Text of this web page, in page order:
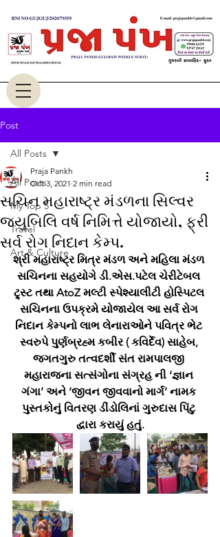
Post
All Posts
My Top 5
Travel
Art & Culture
All Posts
સચિન મહારાષ્ટ્ર મંડળના સિલ્વર
જ્યુબિલિ વર્ષ નિમિત્તે યોજાયો, ફ્રી
સર્વ રોગ નિદાન કેમ્પ.
Praja Pankh
Oct 3, 2021 2 min read
શ્રી મહારાષ્ટ્ર મિત્ર મંડળ અને મહિલા મંડળ
સચિનના સહયોગે ડી.એસ.પટેલ ચેરીટેબલ
ટ્ર્સ્ટ તથા AtoZ મલ્ટી સ્પેશ્યાલીટી હોસ્પિટલ
સચિનના ઉપક્રમે યોજાયેલ આ સર્વ રોગ
નિદાન કેમ્પનો લાભ લેનારાઓને પવિત્ર ભેટ
સ્વરુપે પુર્ણબ્રહ્મ કબીર ( કવિર્દેવ) સાહેબ,
જગતગુરુ તત્વદર્શી સંત રામપાલજી
મહારાજના સત્સંગોના સંગ્રહ ની ‘જ્ઞાન
ગંગા’ અને ‘જીવન જીવવાનો માર્ગ’ નામક
પુસ્તકોનું વિતરણ ડીંડોલિનાં ગુરુદાસ પિંટુ
દ્વારા કરાયું હતું.